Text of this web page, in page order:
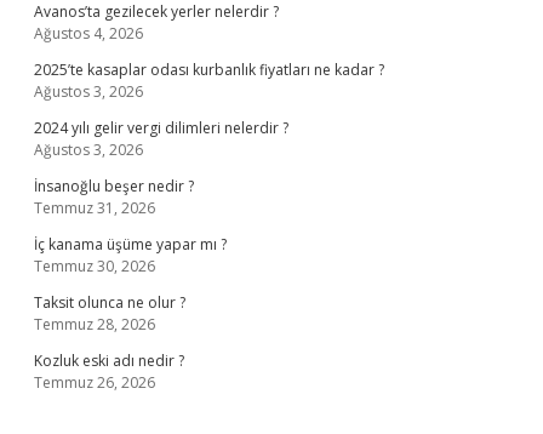
Avanos’ta gezilecek yerler nelerdir ?
Ağustos 4, 2026
2025’te kasaplar odası kurbanlık fiyatları ne kadar ?
Ağustos 3, 2026
2024 yılı gelir vergi dilimleri nelerdir ?
Ağustos 3, 2026
İnsanoğlu beşer nedir ?
Temmuz 31, 2026
İç kanama üşüme yapar mı ?
Temmuz 30, 2026
Taksit olunca ne olur ?
Temmuz 28, 2026
Kozluk eski adı nedir ?
Temmuz 26, 2026